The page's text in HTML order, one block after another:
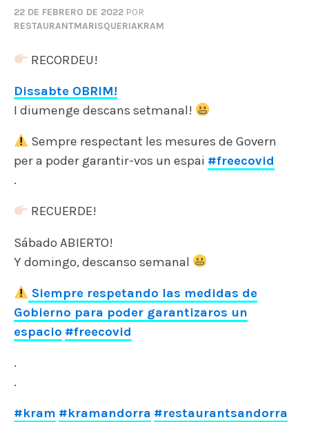
22 DE FEBRERO DE 2022 POR
RESTAURANTMARISQUERIAKRAM
RECORDEU!
Dissabte OBRIM!
I diumenge descans setmanal!
Sempre respectant les mesures de Govern
per a poder garantir-vos un espai #freecovid
.
RECUERDE!
Sábado ABIERTO!
Y domingo, descanso semanal
Siempre respetando las medidas de
Gobierno para poder garantizaros un
espacio #freecovid
.
.
#kram #kramandorra #restaurantsandorra